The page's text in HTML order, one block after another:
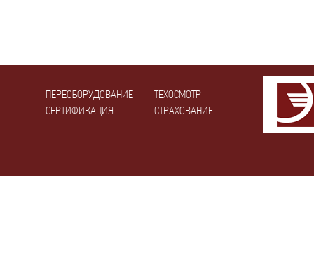
ПЕРЕОБОРУДОВАНИЕ
СЕРТИФИКАЦИЯ
ТЕХОСМОТР
СТРАХОВАНИЕ